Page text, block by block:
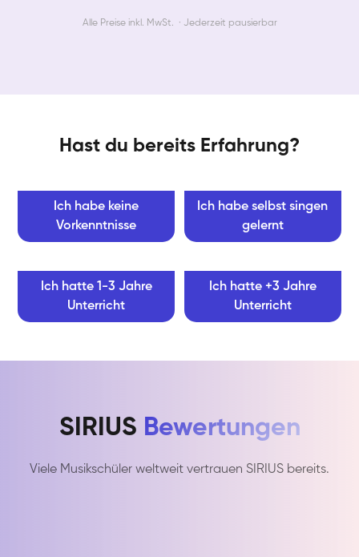
Alle Preise inkl. MwSt. · Jederzeit pausierbar
Hast du bereits Erfahrung?
Ich habe keine
Vorkenntnisse
Ich habe selbst singen
gelernt
Ich hatte 1-3 Jahre
Unterricht
Ich hatte +3 Jahre
Unterricht
SIRIUS Bewertungen
Viele Musikschüler weltweit vertrauen SIRIUS bereits.